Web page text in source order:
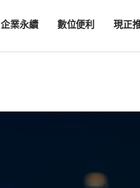
企業永續 數位便利 現正